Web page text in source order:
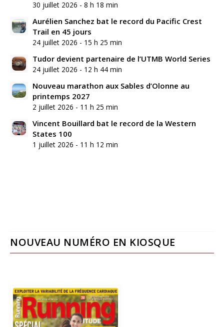
30 juillet 2026 - 8 h 18 min
Aurélien Sanchez bat le record du Pacific Crest
Trail en 45 jours
24 juillet 2026 - 15 h 25 min
Tudor devient partenaire de l’UTMB World Series
24 juillet 2026 - 12 h 44 min
Nouveau marathon aux Sables d’Olonne au
printemps 2027
2 juillet 2026 - 11 h 25 min
Vincent Bouillard bat le record de la Western
States 100
1 juillet 2026 - 11 h 12 min
NOUVEAU NUMÉRO EN KIOSQUE